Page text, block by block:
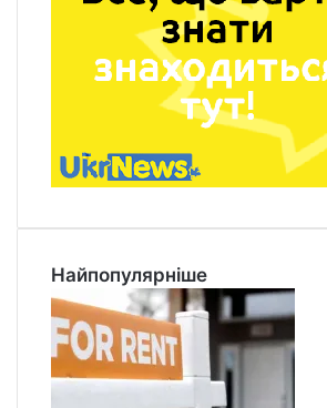
Найпопулярніше